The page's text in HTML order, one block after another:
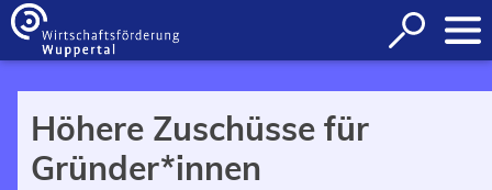
Inhalt anspringen
Suche
öffnen
Höhere Zuschüsse für
Gründer*innen